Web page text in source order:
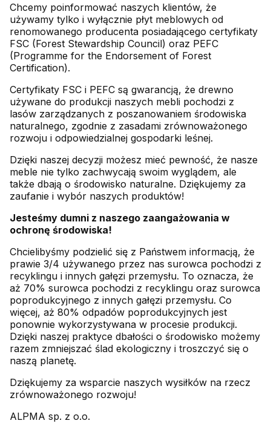
Chcemy poinformować naszych klientów, że
używamy tylko i wyłącznie płyt meblowych od
renomowanego producenta posiadającego certyfikaty
FSC (Forest Stewardship Council) oraz PEFC
(Programme for the Endorsement of Forest
Certification).
Certyfikaty FSC i PEFC są gwarancją, że drewno
używane do produkcji naszych mebli pochodzi z
lasów zarządzanych z poszanowaniem środowiska
naturalnego, zgodnie z zasadami zrównoważonego
rozwoju i odpowiedzialnej gospodarki leśnej.
Dzięki naszej decyzji możesz mieć pewność, że nasze
meble nie tylko zachwycają swoim wyglądem, ale
także dbają o środowisko naturalne. Dziękujemy za
zaufanie i wybór naszych produktów!
Jesteśmy dumni z naszego zaangażowania w
ochronę środowiska!
Chcielibyśmy podzielić się z Państwem informacją, że
prawie 3/4 używanego przez nas surowca pochodzi z
recyklingu i innych gałęzi przemysłu. To oznacza, że
aż 70% surowca pochodzi z recyklingu oraz surowca
poprodukcyjnego z innych gałęzi przemysłu. Co
więcej, aż 80% odpadów poprodukcyjnych jest
ponownie wykorzystywana w procesie produkcji.
Dzięki naszej praktyce dbałości o środowisko możemy
razem zmniejszać ślad ekologiczny i troszczyć się o
naszą planetę.
Dziękujemy za wsparcie naszych wysiłków na rzecz
zrównoważonego rozwoju!
ALPMA sp. z o.o.